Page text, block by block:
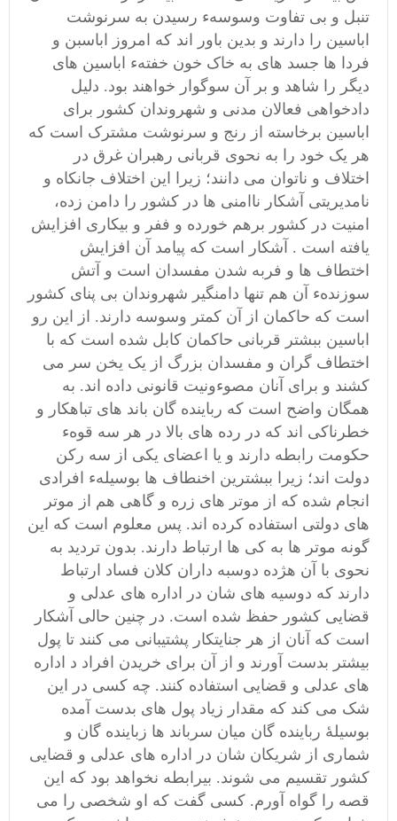
تنبل و بی تفاوت وسوسهء رسیدن به سرنوشت
اباسین را دارند و بدین باور اند که امروز اباسبن و
فردا ها جسد های به خاک خون خفتهء اباسین های
دیگر را شاهد و بر آن سوگوار خواهند بود. دلیل
دادخواهی فعالان مدنی و شهروندان کشور برای
اباسین برخاسته از رنج و سرنوشت مشترک است که
هر یک خود را به نحوی قربانی رهبران غرق در
اختلاف و ناتوان می دانند؛ زیرا این اختلاف جانکاه و
نامدیریتی آشکار ناامنی ها در کشور را دامن زده،
امنیت در کشور برهم خورده و ففر و بیکاری افزایش
یافته است . آشکار است که پیامد آن افزایش
اختطاف ها و فربه شدن مفسدان است و آتش
سوزندهء آن هم تنها دامنگیر شهروندان بی پنای کشور
است که حاکمان از آن کمتر وسوسه دارند. از این رو
اباسین ببشتر قربانی حاکمان کابل شده است که با
اختطاف گران و مفسدان بزرگ از یک یخن سر می
کشند و برای آنان مصوءونیت قانونی داده اند. به
همگان واضح است که رباینده گان باند های تباهکار و
خطرناکی اند که در رده های بالا در هر سه قوهء
حکومت رابطه دارند و یا اعضای یکی از سه رکن
دولت اند؛ زیرا ببشترین اخنطاف ها بوسیلهء افرادی
انجام شده که از موتر های زره و گاهی هم از موتر
های دولتی استفاده کرده اند. پس معلوم است که این
گونه موتر ها به کی ها ارتباط دارند. بدون تردید به
نحوی با آن هژده دوسبه داران کلان فساد ارتباط
دارند که دوسیه های شان در اداره های عدلی و
قضایی کشور حفظ شده است. در چنین حالی آشکار
است که آنان از هر جنایتکار پشتیبانی می کنند تا پول
بیشتر بدست آورند و از آن برای خریدن افراد د اداره
های عدلی و قضایی استفاده کنند. چه کسی در این
شک می کند که مقدار زیاد پول های بدست آمده
بوسیلۀ رباینده گان میان سرباند ها زباینده گان و
شماری از شریکان شان در اداره های عدلی و قضایی
کشور تقسیم می شوند. بیرابطه نخواهد بود که این
قصه را گواه آورم. کسی گفت که او شخصی را می